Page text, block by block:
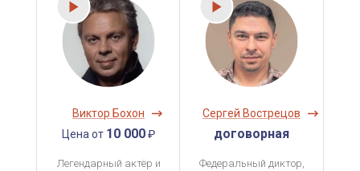
Виктор Бохон
Цена от 10 000₽
Легендарный актёр и
Сергей Вострецов
договорная
Федеральный диктор,